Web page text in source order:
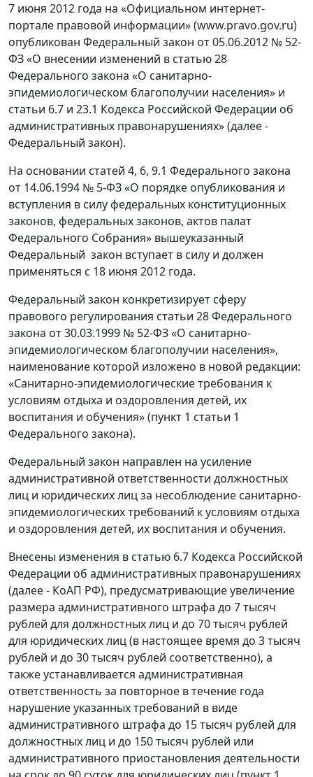
7 июня 2012 года на «Официальном интернет-
портале правовой информации» (www.pravo.gov.ru)
опубликован Федеральный закон от 05.06.2012 № 52-
ФЗ «О внесении изменений в статью 28
Федерального закона «О санитарно-
эпидемиологическом благополучии населения» и
статьи 6.7 и 23.1 Кодекса Российской Федерации об
административных правонарушениях» (далее -
Федеральный закон).
На основании статей 4, 6, 9.1 Федерального закона
от 14.06.1994 № 5-ФЗ «О порядке опубликования и
вступления в силу федеральных конституционных
законов, федеральных законов, актов палат
Федерального Собрания» вышеуказанный
Федеральный закон вступает в силу и должен
применяться с 18 июня 2012 года.
Федеральный закон конкретизирует сферу
правового регулирования статьи 28 Федерального
закона от 30.03.1999 № 52-ФЗ «О санитарно-
эпидемиологическом благополучии населения»,
наименование которой изложено в новой редакции:
«Санитарно-эпидемиологические требования к
условиям отдыха и оздоровления детей, их
воспитания и обучения» (пункт 1 статьи 1
Федерального закона).
Федеральный закон направлен на усиление
административной ответственности должностных
лиц и юридических лиц за несоблюдение санитарно-
эпидемиологических требований к условиям отдыха
и оздоровления детей, их воспитания и обучения.
Внесены изменения в статью 6.7 Кодекса Российской
Федерации об административных правонарушениях
(далее - КоАП РФ), предусматривающие увеличение
размера административного штрафа до 7 тысяч
рублей для должностных лиц и до 70 тысяч рублей
для юридических лиц (в настоящее время до 3 тысяч
рублей и до 30 тысяч рублей соответственно), а
также устанавливается административная
ответственность за повторное в течение года
нарушение указанных требований в виде
административного штрафа до 15 тысяч рублей для
должностных лиц и до 150 тысяч рублей или
административного приостановления деятельности